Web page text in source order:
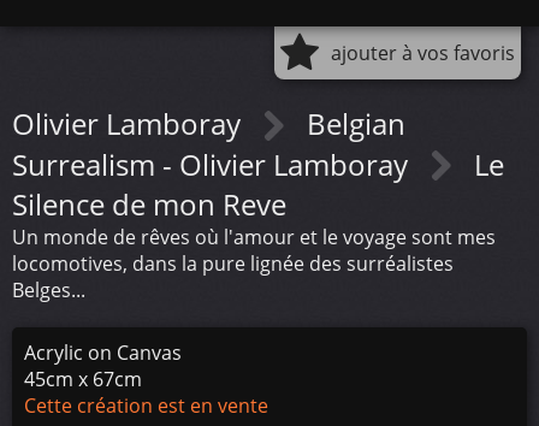
ajouter à vos favoris
Olivier Lamboray
Belgian
Surrealism - Olivier Lamboray
Le
Silence de mon Reve
Un monde de rêves où l'amour et le voyage sont mes
locomotives, dans la pure lignée des surréalistes
Belges...
Acrylic on Canvas
45cm x 67cm
Cette création est en vente